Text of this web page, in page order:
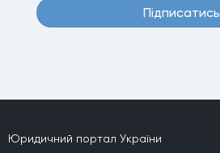
Пiдписатись
Юридичний портал України